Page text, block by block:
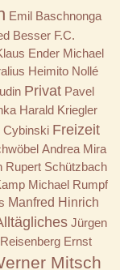
Emil Baschnonga
Besser F.C.
Ender Michael
Heimito Nollé
Privat Pavel
Harald Kriegler
Cybinski Freizeit
Andrea Mira
Rupert Schützbach
Michael Rumpf
Manfred Hinrich
Jürgen
Ernst
Mitsch